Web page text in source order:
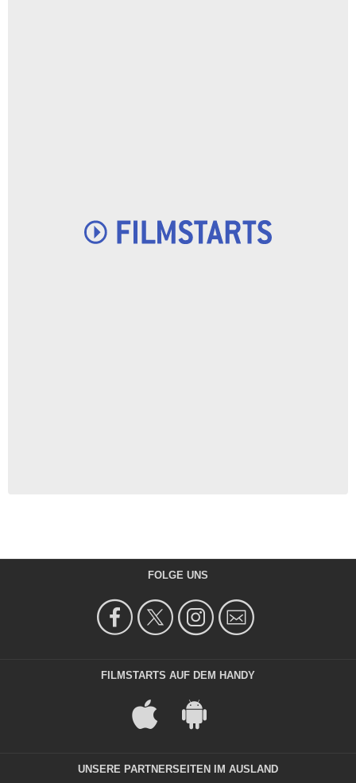
FOLGE UNS
FILMSTARTS AUF DEM HANDY
UNSERE PARTNERSEITEN IM AUSLAND